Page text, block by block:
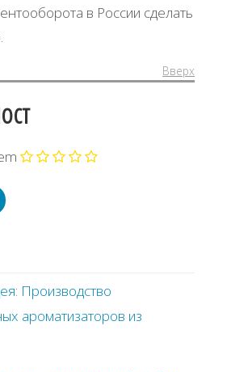
в России сделать
Вверх
Производство
ароматизаторов из